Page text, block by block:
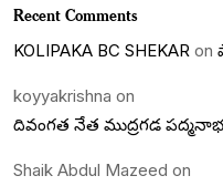
Recent Comments
KOLIPAKA BC SHEKAR on
koyyakrishna on
దివంగత నేత ముద్రగడ
Shaik Abdul Mazeed on